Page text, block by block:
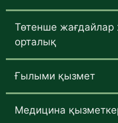
Төтенше жағдайлар
орталық
Ғылыми қызмет
Медицина